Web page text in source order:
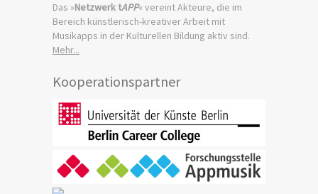
Das »Netzwerk tAPP« vereint Akteure, die im
Bereich künstlerisch-kreativer Arbeit mit
Musikapps in der Kulturellen Bildung aktiv sind.
Mehr...
Kooperationspartner